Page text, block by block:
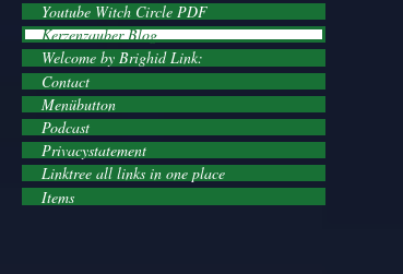
Youtube Witch Circle PDF
Kerzenzauber Blog
Welcome by Brighid Link:
Contact
Menübutton
Podcast
Privacystatement
Linktree all links in one place
Items